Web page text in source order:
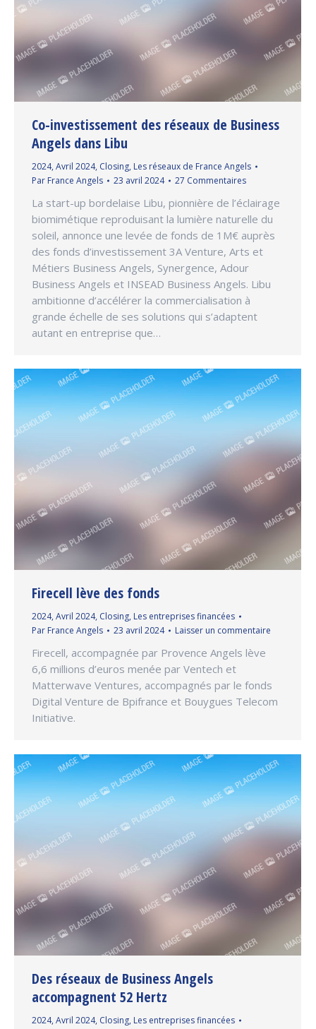
Co-investissement des réseaux de Business
Angels dans Libu
2024, Avril 2024, Closing, Les réseaux de France Angels
Par France Angels 23 avril 2024 27 Commentaires
La start-up bordelaise Libu, pionnière de l’éclairage
biomimétique reproduisant la lumière naturelle du
soleil, annonce une levée de fonds de 1M€ auprès
des fonds d’investissement 3A Venture, Arts et
Métiers Business Angels, Synergence, Adour
Business Angels et INSEAD Business Angels. Libu
ambitionne d’accélérer la commercialisation à
grande échelle de ses solutions qui s’adaptent
autant en entreprise que…
Firecell lève des fonds
2024, Avril 2024, Closing, Les entreprises financées
Par France Angels 23 avril 2024 Laisser un commentaire
Firecell, accompagnée par Provence Angels lève
6,6 millions d’euros menée par Ventech et
Matterwave Ventures, accompagnés par le fonds
Digital Venture de Bpifrance et Bouygues Telecom
Initiative.
Des réseaux de Business Angels
accompagnent 52 Hertz
2024, Avril 2024, Closing, Les entreprises financées